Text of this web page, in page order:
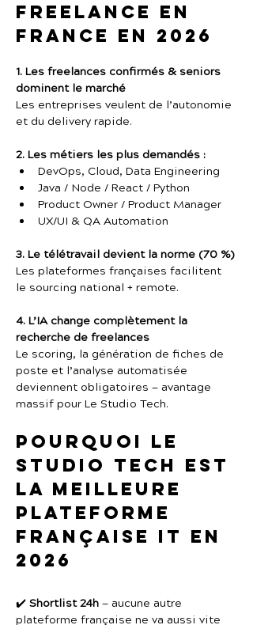
freelance en
France en 2026
1. Les freelances confirmés & seniors
dominent le marché
Les entreprises veulent de l’autonomie
et du delivery rapide.
2. Les métiers les plus demandés :
DevOps, Cloud, Data Engineering
Java / Node / React / Python
Product Owner / Product Manager
UX/UI & QA Automation
3. Le télétravail devient la norme (70 %)
Les plateformes françaises facilitent
le sourcing national + remote.
4. L’IA change complètement la
recherche de freelances
Le scoring, la génération de fiches de
poste et l’analyse automatisée
deviennent obligatoires — avantage
massif pour Le Studio Tech.
Pourquoi Le
Studio Tech est
la meilleure
plateforme
française IT en
2026
✔️ Shortlist 24h — aucune autre
plateforme française ne va aussi vite